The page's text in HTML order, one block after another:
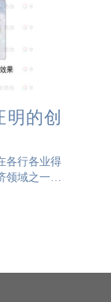
的创
各行各业得
域之一，
证明，极